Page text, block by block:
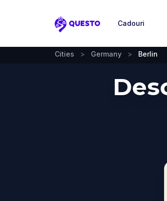
Questo
Cadouri
Cities > Germany > Berlin